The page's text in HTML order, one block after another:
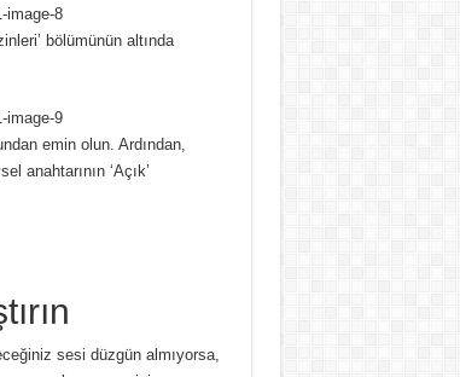
bölümünün altında
emin olun. Ardından,
anahtarının ‘Açık’
sesi düzgün almıyorsa,